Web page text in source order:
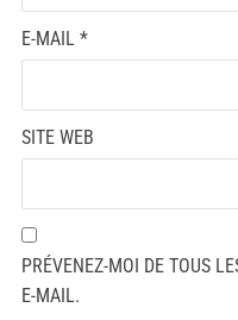
E-MAIL *
SITE WEB
PRÉVENEZ-MOI DE TOUS
E-MAIL.